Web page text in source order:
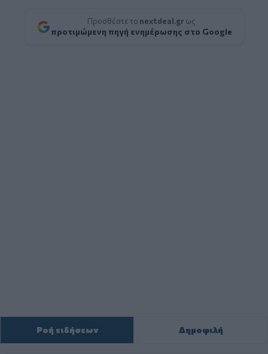
Προσθέστε το nextdeal.gr ως
προτιμώμενη πηγή ενημέρωσης στο Google
Ροή ειδήσεων Δημοφιλή